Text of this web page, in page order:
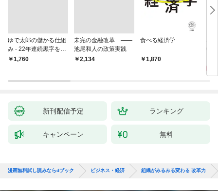
ゆで太郎の儲かる仕組
み - 22年連続黒字を支
えるがっちり経営術 -
￥1,760
未完の金融改革 ――
池尾和人の政策実践
￥2,134
食べる経済学
1,870
為
0兆
新刊配信予定 ランキング
キャンペーン 無料
漫画無料試し読みならdブック ビジネス・経済 組織がみるみる変わる 改革力